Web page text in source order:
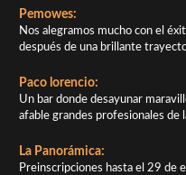
Pemowes:
Nos alegramos mucho con el
después de una brillante
Paco lorencio:
Un bar donde desayunar
afable grandes profesionales de
La Panorámica:
Preinscripciones hasta el 29 de